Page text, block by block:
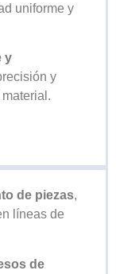
uniforme y
y
y
de piezas,
líneas de
de